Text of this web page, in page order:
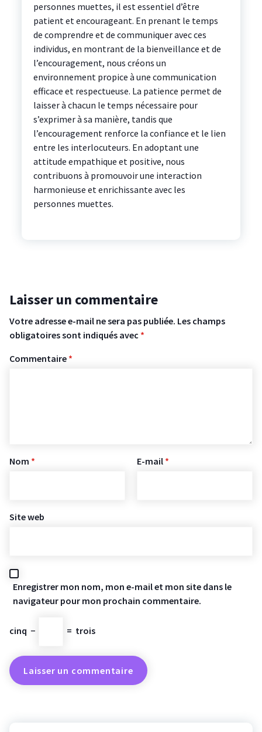
personnes muettes, il est essentiel d’être
patient et encourageant. En prenant le temps
de comprendre et de communiquer avec ces
individus, en montrant de la bienveillance et de
l’encouragement, nous créons un
environnement propice à une communication
efficace et respectueuse. La patience permet de
laisser à chacun le temps nécessaire pour
s’exprimer à sa manière, tandis que
l’encouragement renforce la confiance et le lien
entre les interlocuteurs. En adoptant une
attitude empathique et positive, nous
contribuons à promouvoir une interaction
harmonieuse et enrichissante avec les
personnes muettes.
Laisser un commentaire
Votre adresse e-mail ne sera pas publiée. Les champs
obligatoires sont indiqués avec *
Commentaire *
Nom * E-mail *
Site web
Enregistrer mon nom, mon e-mail et mon site dans le
navigateur pour mon prochain commentaire.
cinq − = trois